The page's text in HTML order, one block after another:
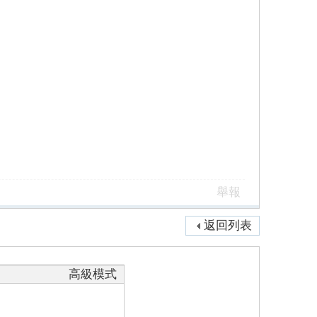
舉報
返回列表
高級模式